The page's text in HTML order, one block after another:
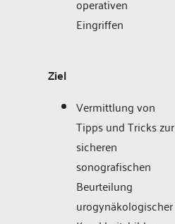
operativen
Eingriffen
Ziel
Vermittlung von
Tipps und Tricks zur
sicheren
sonografischen
Beurteilung
urogynäkologischer